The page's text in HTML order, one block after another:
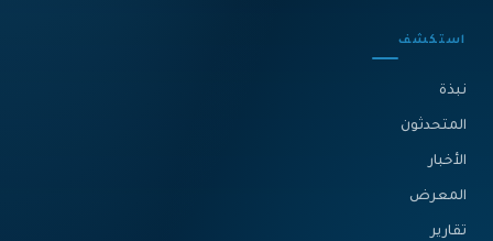
استكشف
نبذة‎
المتحدثون
الأخبار
المعرض
تقارير